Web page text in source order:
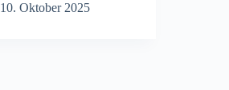
10. Oktober 2025